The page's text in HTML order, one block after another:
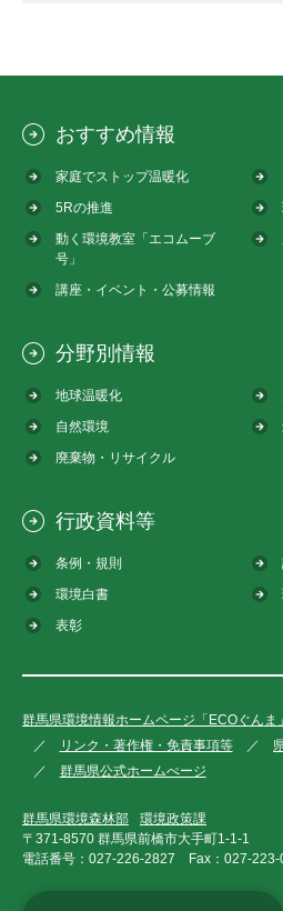
おすすめ情報
家庭でストップ温暖化
5Rの推進
動く環境教室「エコムーブ
号」
講座・イベント・公募情報
分野別情報
地球温暖化
自然環境
廃棄物・リサイクル
行政資料等
条例・規則
環境白書
表彰
群馬県環境情報ホームページ「ECOぐんま
リンク・著作権・免責事項等
群馬県公式ホームぺージ
群馬県環境森林部
環境政策課
〒371-8570 群馬県前橋市大手町1-1-1
電話番号： 027-226-2827 Fax： 027-223-